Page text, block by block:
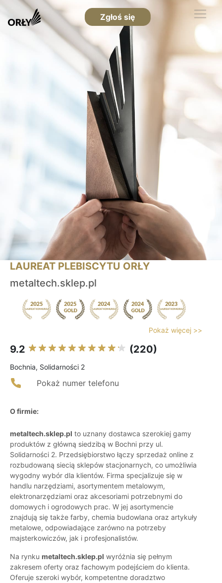
Zgłoś się
LAUREAT PLEBISCYTU ORŁY
metaltech.sklep.pl
Pokaż więcej >>
9.2 (220)
Bochnia, Solidarności 2
Pokaż numer telefonu
O firmie:
metaltech.sklep.pl to uznany dostawca szerokiej gamy
produktów z główną siedzibą w Bochni przy ul.
Solidarności 2. Przedsiębiorstwo łączy sprzedaż online z
rozbudowaną siecią sklepów stacjonarnych, co umożliwia
wygodny wybór dla klientów. Firma specjalizuje się w
handlu narzędziami, asortymentem metalowym,
elektronarzędziami oraz akcesoriami potrzebnymi do
domowych i ogrodowych prac. W jej asortymencie
znajdują się także farby, chemia budowlana oraz artykuły
metalowe, odpowiadające zarówno na potrzeby
majsterkowiczów, jak i profesjonalistów.
Na rynku metaltech.sklep.pl wyróżnia się pełnym
zakresem oferty oraz fachowym podejściem do klienta.
Oferuje szeroki wybór, kompetentne doradztwo